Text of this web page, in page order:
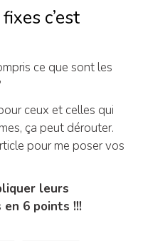
c’est
ce que sont les
ceux et celles qui
ça peut dérouter.
pour me poser vos
leurs
6 points !!!